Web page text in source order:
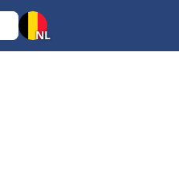
NL